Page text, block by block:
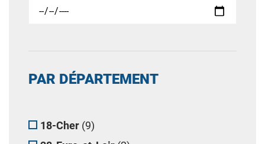
PAR DÉPARTEMENT
18-Cher (9)